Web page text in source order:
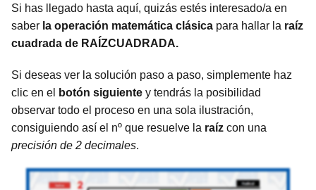
Si has llegado hasta aquí, quizás estés interesado/a en
saber la operación matemática clásica para hallar la raíz
cuadrada de RAÍZCUADRADA.
Si deseas ver la solución paso a paso, simplemente haz
clic en el
botón siguiente y tendrás la posibilidad
observar todo el proceso en una sola ilustración,
consiguiendo así el nº que resuelve la raíz con una
precisión de 2 decimales.